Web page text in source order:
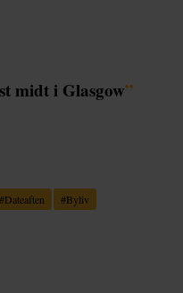
midt i Glasgow”
#Dateaften #Byliv